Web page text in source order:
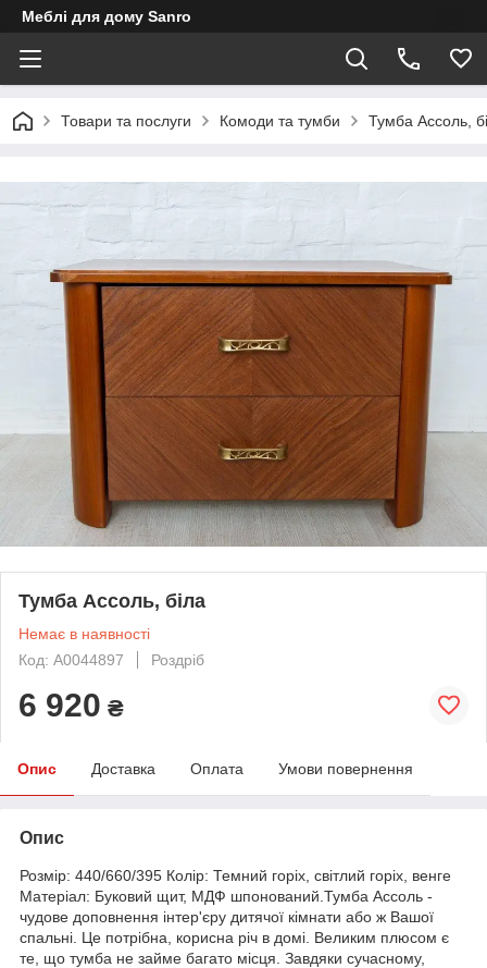
Меблі для дому Sanro
Товари та послуги Комоди та тумби Тумба Ассоль,
Тумба Ассоль, біла
Немає в наявності
Код: А0044897
Роздріб
6 920 ₴
Опис Доставка Оплата Умови повернення
Опис
Розмір: 440/660/395 Колір: Темний горіх, світлий горіх, венге
Матеріал: Буковий щит, МДФ шпонований.Тумба Ассоль -
чудове доповнення інтер'єру дитячої кімнати або ж Вашої
спальні. Це потрібна, корисна річ в домі. Великим плюсом є
те, що тумба не займе багато місця. Завдяки сучасному,